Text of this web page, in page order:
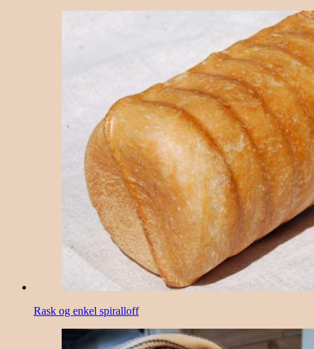
Rask og enkel spiralloff